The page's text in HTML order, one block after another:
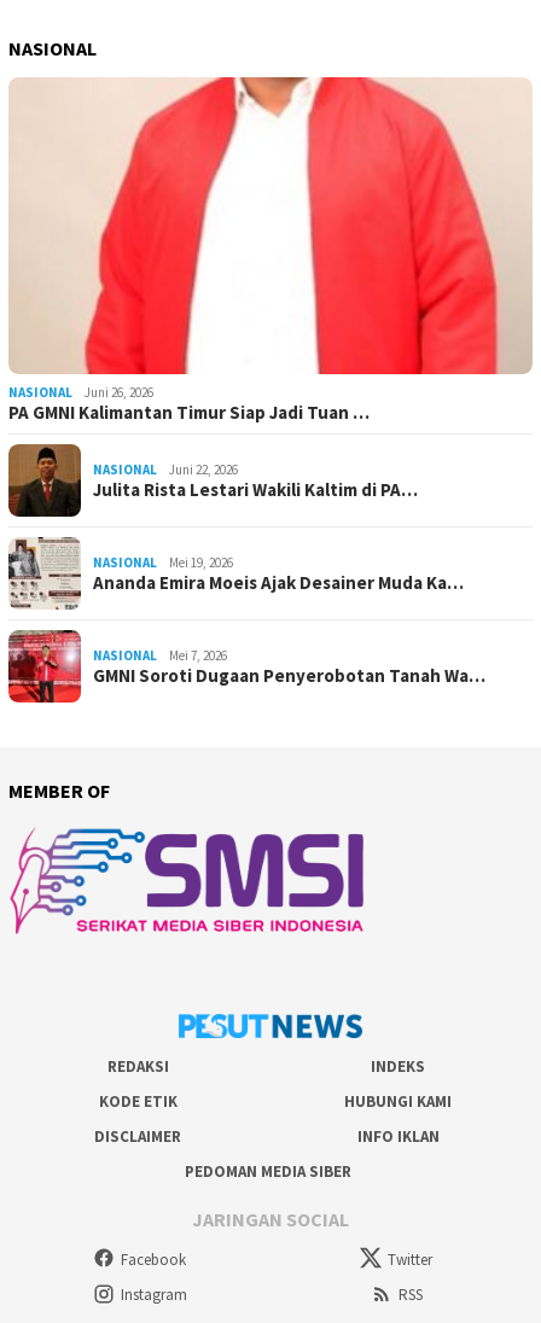
NASIONAL
NASIONAL Juni 26, 2026
PA GMNI Kalimantan Timur Siap Jadi Tuan …
NASIONAL Juni 22, 2026
Julita Rista Lestari Wakili Kaltim di PA…
NASIONAL Mei 19, 2026
Ananda Emira Moeis Ajak Desainer Muda Ka…
NASIONAL Mei 7, 2026
GMNI Soroti Dugaan Penyerobotan Tanah Wa…
MEMBER OF
REDAKSI
INDEKS
KODE ETIK
HUBUNGI KAMI
DISCLAIMER
INFO IKLAN
PEDOMAN MEDIA SIBER
JARINGAN SOCIAL
Facebook
Twitter
Instagram
RSS